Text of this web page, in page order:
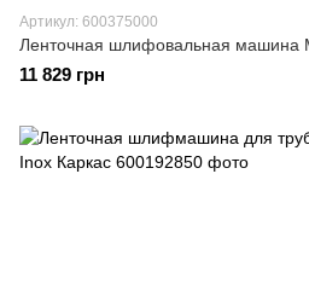
Артикул: 600375000
Ленточная шлифовальная машина
11 829 грн